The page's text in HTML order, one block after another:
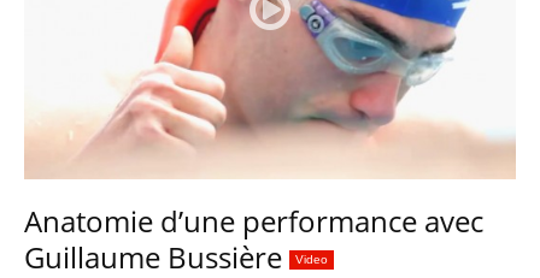
Anatomie d’une performance avec
Guillaume Bussière
Video